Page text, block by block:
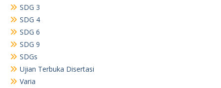
SDG 3
SDG 4
SDG 6
SDG 9
SDGs
Ujian Terbuka Disertasi
Varia